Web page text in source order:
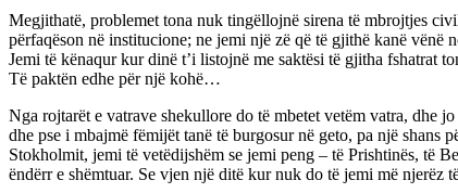
Megjithatë, problemet tona nuk tingëllojnë sirena të mbrojtjes
përfaqëson në institucione; ne jemi një zë që të gjithë kanë
Jemi të kënaqur kur dinë t’i listojnë me saktësi të gjitha fshatrat
Të paktën edhe për një kohë…
Nga rojtarët e vatrave shekullore do të mbetet vetëm vatra, dhe
dhe pse i mbajmë fëmijët tanë të burgosur në geto, pa një shans
Stokholmit, jemi të vetëdijshëm se jemi peng – të Prishtinës, të
ëndërr e shëmtuar. Se vjen një ditë kur nuk do të jemi më